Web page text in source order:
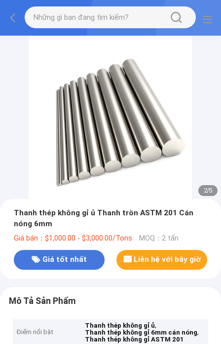
2/5
Thanh thép không gỉ ủ Thanh tròn ASTM 201 Cán
nóng 6mm
Giá bán：$1,000.00 - $3,000.00/Tons MOQ：2 tấn
Giá tốt nhất Liên hệ với bây giờ
Mô Tả Sản Phẩm
Điểm nổi bật
Thanh thép không gỉ ủ,
Thanh thép không gỉ 6mm cán nóng,
Thanh thép không gỉ ASTM 201